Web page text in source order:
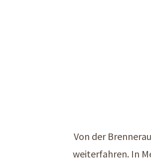
Von der
weiterfahren. In